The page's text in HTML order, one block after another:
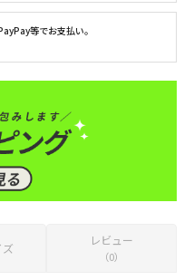
等でお支払い。
レビュー
（0）